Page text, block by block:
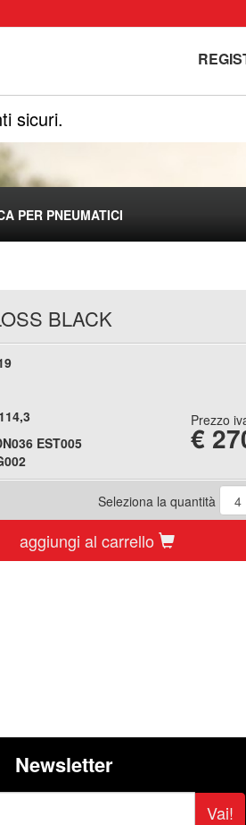
sicuri.
PER PNEUMATICI
BLACK
EST005
Prezzo
€
Seleziona la quantità
aggiungi al carrello
Newsletter
Vai!